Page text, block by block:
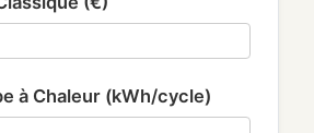
à Chaleur (kWh/cycle)